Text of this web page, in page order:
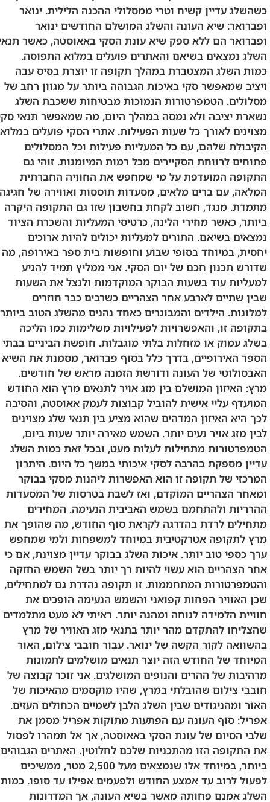
כשהשלג עדיין קשיח וטרי ממסלולי ההכנה הלילית. ינואר
ופברואר: שיא העונה והשלג המושלם החודשים ינואר
ופברואר הם ללא ספק שיא עונת הסקי באאוסטה, כאשר תנאי
השלג נמצאים בשיאם והאתרים פועלים במלוא התפוסה.
כמות השלג המצטברת במהלך תקופה זו יוצרת בסיס עבה
ויציב שמאפשר סקי באיכות הגבוהה ביותר על מגוון רחב של
מסלולים. הטמפרטורות הנמוכות מבטיחות ששכבת השלג
נשארת יציבה ולא נמסה במהלך היום, מה שמאפשר תנאי סקי
מצוינים לאורך כל שעות הפעילות. אתרי הסקי פועלים במלוא
הקיבולת שלהם, עם כל המעליות פעילות וכל המסלולים
פתוחים לרווחת הסקיירים מכל רמות המיומנות. זוהי גם
התקופה המועדפת על מי שמחפש את החוויה החברתית
המלאה, עם ברים מלאים, מסעדות תוססות ואווירה של חגיגה
מתמדת. מנגד, חשוב לקחת בחשבון שזו גם התקופה היקרה
ביותר, כאשר מחירי הלינה, כרטיסי המעליות והשכרת הציוד
נמצאים בשיאם. התורים למעליות יכולים להיות ארוכים
יחסית, במיוחד בסופי שבוע וחופשות בית ספר באירופה, מה
שדורש תכנון חכם של יום הסקי. אני ממליץ תמיד להגיע
למעליות עוד בשעות הבוקר המוקדמות ולנצל את השעות
שבין שתיים לארבע אחר הצהריים כשרבים כבר חוזרים
למלונות. הילדים והמבוגרים כאחד נהנים מהשלג הטוב ביותר
בתקופה זו, והאפשרויות לפעילויות משלימות כמו הליכה
בשלג עמוק או מזחלות בלתי מוגבלות. חופשת הביניים בבתי
הספר האירופיים, בדרך כלל בסוף פברואר, מסמנת את השיא
האבסולוטי של העונה ודורשת הזמנה מראש של חודשים.
מרץ: האיזון המושלם בין מזג אויר לתנאים מרץ הוא החודש
המועדף עליי אישית להוביל קבוצות לעמק אאוסטה, והסיבה
לכך היא האיזון המדהים שהוא מציע בין תנאי שלג מצוינים
לבין מזג אויר נעים יותר. השמש מאירה יותר שעות ביום,
הטמפרטורות מתחילות לעלות מעט, ובכל זאת כמות השלג
עדיין מספקת בהרבה לסקי איכותי במשך כל היום. היתרון
המרכזי של תקופה זו הוא האפשרות ליהנות מסקי בבוקר
ומאחר הצהריים המוקדם, ואז לשבת בטרסות של המסעדות
ההרריות ולהתחמם בשמש האביבית הנעימה. המחירים
מתחילים לרדת בהדרגה לקראת סוף החודש, מה שהופך את
מרץ לתקופה אטרקטיבית במיוחד למשפחות ולמי שמחפש
ערך כספי טוב יותר. איכות השלג בבוקר עדיין מצוינת, אם כי
אחר הצהריים הוא עשוי להיות רך יותר בשל השמש החזקה
והטמפרטורות המתחממות. זו תקופה נהדרת גם למתחילים,
שכן האוויר הפחות קפואני והשמש הנעימה הופכים את
חוויית הלמידה לנוחה ומהנה יותר. ראיתי לא מעט מתלמדים
שהצליחו להתקדם מהר יותר בתנאי מזג האוויר של מרץ
בהשוואה לקור הקשה של ינואר. עבור חובבי צילום, האור
המיוחד של החודש הזה יוצר תנאים מושלמים לתמונות
מרהיבות של ההרים והנופים המושלגים. אני זוכר קבוצה של
חובבי צילום שהובלתי במרץ, שהיו מוקסמים מהאיכות של
האור ומהניגודים שבין השלג הלבן לשמיים הכחולים העזים.
אפריל: סוף העונה עם הפתעות מתוקות אפריל מסמן את
שלבי הסיום של עונת הסקי באאוסטה, אך אל תמהרו לפסול
את התקופה הזו מהתכניות שלכם לחלוטין. האתרים הגבוהים
ביותר, במיוחד אלו שנמצאים מעל 2,500 מטר, ממשיכים
לפעול לרוב עד אמצע החודש ולפעמים אפילו עד סופו. כמות
השלג אמנם פחותה מאשר בשיא העונה, אך המדרונות